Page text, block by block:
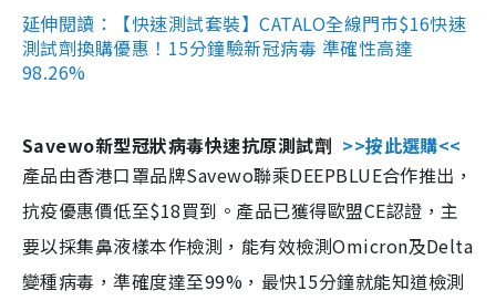
延伸閱讀：【快速測試套裝】CATALO全線門市$16快速
測試劑換購優惠！15分鐘驗新冠病毒 準確性高達
98.26%
Savewo新型冠狀病毒快速抗原測試劑 >>按此選購<<
產品由香港口罩品牌Savewo聯乘DEEPBLUE合作推出，
抗疫優惠價低至$18買到。產品已獲得歐盟CE認證，主
要以採集鼻液樣本作檢測，能有效檢測Omicron及Delta
變種病毒，準確度達至99%，最快15分鐘就能知道檢測